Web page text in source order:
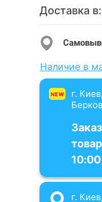
Доставка в:
Наличие в
NEW
г.
г.